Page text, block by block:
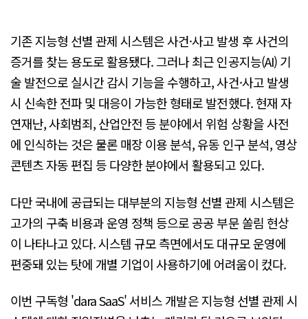
기존 지능형 선별 관제 시스템은 사건·사고 발생 후 사건의
증거를 찾는 용도로 활용됐다. 그러나 최근 인공지능(AI) 기
술 발전으로 실시간 감시 기능을 수행하고, 사건·사고 발생
시 신속한 전파 및 대응이 가능한 형태로 발전했다. 현재 자
연재난, 사회범죄, 산업안전 등 분야에서 위험 상황을 사전
에 인식하는 것은 물론 매장 이용 분석, 유동 인구 분석, 영상
콘텐츠 자동 편집 등 다양한 분야에서 활용되고 있다.
다만 국내에 공급되는 대부분의 지능형 선별 관제 시스템은
고가의 구축 비용과 운영 정책 등으로 공공 부문 쏠림 현상
이 나타나고 있다. 시스템 규모 측면에서도 대규모 운영에
편중돼 있는 탓에 개별 기업이 사용하기에 어려움이 컸다.
이번 구독형 'dara SaaS' 서비스 개발은 지능형 선별 관제 시